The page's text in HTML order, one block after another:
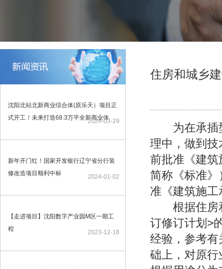
沈阳北站北新商业综合体(原乐天）项目正
式开工！未来打造68.3万平全新商业体
2024-03-29
新年开门红！国家开发银行辽宁省分行装
修改造项目顺利中标
2024-01-02
【走进项目】沈阳数字产业园M区一期工
程
2023-12-18
住房和城乡
为在承插型
理中，做到
前批准《建
简称《标准
准《建筑施
根据住房和
订修订计划>
经验，参考
础上，对原